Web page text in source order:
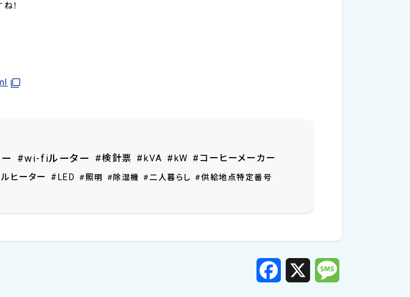
！
#wi-fiルーター #検針票 #kVA #kW #コーヒーメーカー
ヒーター #LED #照明 #除湿機 #二人暮らし #供給地点特定番号
F
c
X
M
s